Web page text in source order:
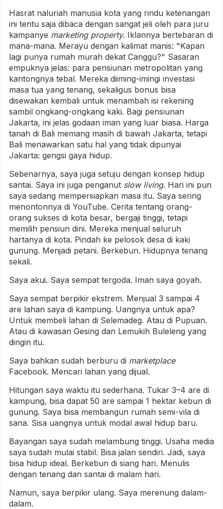
Hasrat naluriah manusia kota yang rindu ketenangan
ini tentu saja dibaca dengan sangat jeli oleh para juru
kampanye marketing property. Iklannya bertebaran di
mana-mana. Merayu dengan kalimat manis: "Kapan
lagi punya rumah murah dekat Canggu?" Sasaran
empuknya jelas: para pensiunan metropolitan yang
kantongnya tebal. Mereka diiming-imingi investasi
masa tua yang tenang, sekaligus bonus bisa
disewakan kembali untuk menambah isi rekening
sambil ongkang-ongkang kaki. Bagi pensiunan
Jakarta, ini jelas godaan iman yang luar biasa. Harga
tanah di Bali memang masih di bawah Jakarta, tetapi
Bali menawarkan satu hal yang tidak dipunyai
Jakarta: gengsi gaya hidup.
Sebenarnya, saya juga setuju dengan konsep hidup
santai. Saya ini juga penganut slow living. Hari ini pun
saya sedang mempersiapkan masa itu. Saya sering
menontonnya di YouTube. Cerita tentang orang-
orang sukses di kota besar, bergaji tinggi, tetapi
memilih pensiun dini. Mereka menjual seluruh
hartanya di kota. Pindah ke pelosok desa di kaki
gunung. Menjadi petani. Berkebun. Hidupnya tenang
sekali.
Saya akui. Saya sempat tergoda. Iman saya goyah.
Saya sempat berpikir ekstrem. Menjual 3 sampai 4
are lahan saya di kampung. Uangnya untuk apa?
Untuk membeli lahan di Selemadeg. Atau di Pupuan.
Atau di kawasan Gesing dan Lemukih Buleleng yang
dingin itu.
Saya bahkan sudah berburu di marketplace
Facebook. Mencari lahan yang dijual.
Hitungan saya waktu itu sederhana. Tukar 3–4 are di
kampung, bisa dapat 50 are sampai 1 hektar kebun di
gunung. Saya bisa membangun rumah semi-vila di
sana. Sisa uangnya untuk modal awal hidup baru.
Bayangan saya sudah melambung tinggi. Usaha media
saya sudah mulai stabil. Bisa jalan sendiri. Jadi, saya
bisa hidup ideal. Berkebun di siang hari. Menulis
dengan tenang dan santai di malam hari.
Namun, saya berpikir ulang. Saya merenung dalam-
dalam.